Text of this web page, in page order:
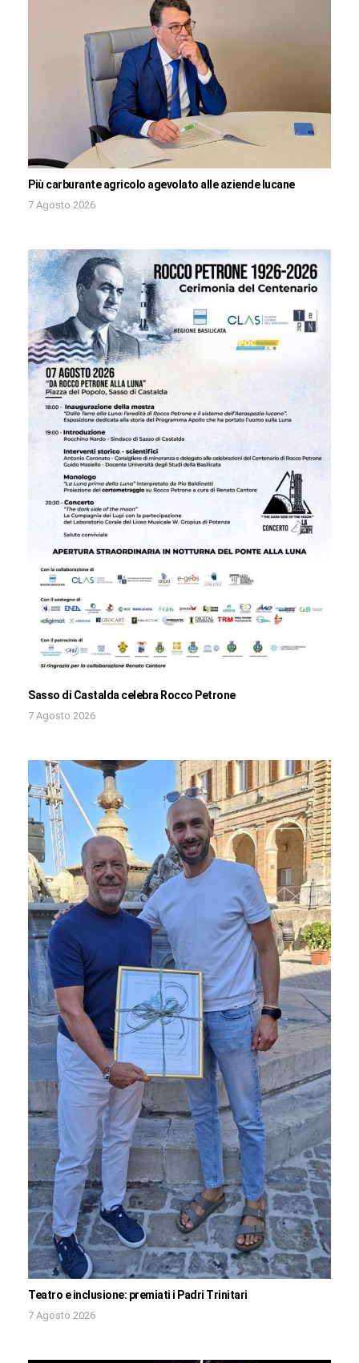
Più carburante agricolo agevolato alle aziende lucane
7 Agosto 2026
Sasso di Castalda celebra Rocco Petrone
7 Agosto 2026
Teatro e inclusione: premiati i Padri Trinitari
7 Agosto 2026